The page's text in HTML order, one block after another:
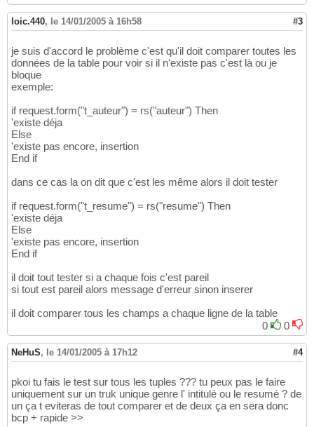
loic.440, le 14/01/2005 à 16h58 #3
je suis d'accord le problème c'est qu'il doit comparer toutes les
données de la table pour voir si il n'existe pas c'est là ou je
bloque
exemple:
if request.form("t_auteur") = rs("auteur") Then
'existe déja
Else
'existe pas encore, insertion
End if
dans ce cas la on dit que c'est les même alors il doit tester
if request.form("t_resume") = rs("resume") Then
'existe déja
Else
'existe pas encore, insertion
End if
il doit tout tester si a chaque fois c'est pareil
si tout est pareil alors message d'erreur sinon inserer
il doit comparer tous les champs a chaque ligne de la table
0
0
NeHuS, le 14/01/2005 à 17h12 #4
pkoi tu fais le test sur tous les tuples ??? tu peux pas le faire
uniquement sur un truk unique genre l' intitulé ou le resumé ? de
un ça t eviteras de tout comparer et de deux ça en sera donc
bcp + rapide >>